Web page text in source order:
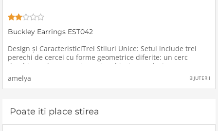
Buckley Earrings EST042
Design și CaracteristiciTrei Stiluri Unice: Setul include trei
perechi de cercei cu forme geometrice diferite: un cerc
deschis, un hexagon și un triunghi. Fiecare design este atent
realizat pentru a oferi un aspect modern și
sofisticat.Materiale
amelya BIJUTERII
Poate iti place stirea